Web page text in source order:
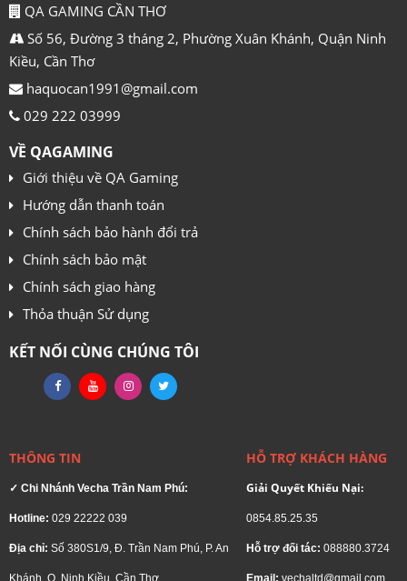
QA GAMING CẦN THƠ
Số 56, Đường 3 tháng 2, Phường Xuân Khánh, Quận Ninh
Kiều, Cần Thơ
haquocan1991@gmail.com
029 222 03999
VỀ QAGAMING
Giới thiệu về QA Gaming
Hướng dẫn thanh toán
Chính sách bảo hành đổi trả
Chính sách bảo mật
Chính sách giao hàng
Thỏa thuận Sử dụng
KẾT NỐI CÙNG CHÚNG TÔI
THÔNG TIN
✓ Chi Nhánh Vecha Trần Nam Phú:
Hotline: 029 22222 039
Địa chỉ: Số 380S1/9, Đ. Trần Nam Phú, P. An
Khánh, Q. Ninh Kiều, Cần Thơ.
HỖ TRỢ KHÁCH HÀNG
Giải Quyết Khiếu Nại:
0854.85.25.35
Hỗ trợ đối tác: 088880.3724
Email:vechaltd@gmail.com